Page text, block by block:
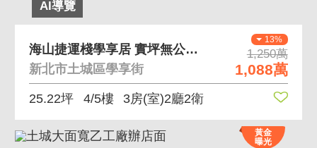
AI導覽
13%
1,250萬
1,088萬
海山捷運棧學享居 實坪無公設採光大空間
新北市土城區學享街
25.22坪 4/5樓 3房(室)2廳2衛
黃金
曝光